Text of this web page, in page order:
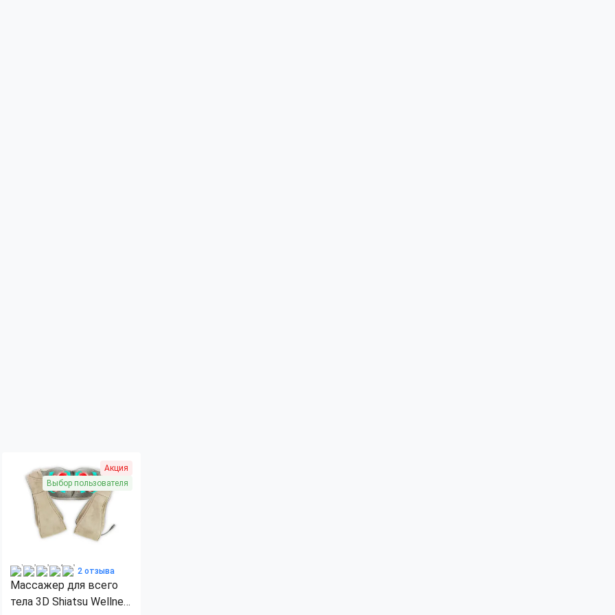
Акция
Выбор пользователя
2 отзыва
Массажер для всего
тела 3D Shiatsu Wellneo